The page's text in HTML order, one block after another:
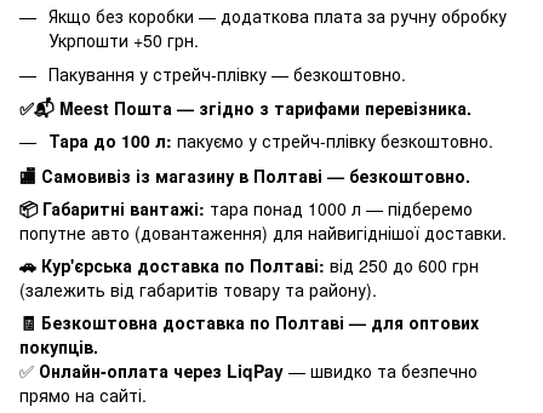
Якщо без коробки — додаткова плата за ручну обробку
Укрпошти +50 грн.
Пакування у стрейч-плівку — безкоштовно.
✅📬 Meest Пошта — згідно з тарифами перевізника.
Тара до 100 л: пакуємо у стрейч-плівку безкоштовно.
🏬 Самовивіз із магазину в Полтаві — безкоштовно.
📦 Габаритні вантажі: тара понад 1000 л — підберемо
попутне авто (довантаження) для найвигіднішої доставки.
🚗 Кур'єрська доставка по Полтаві: від 250 до 600 грн
(залежить від габаритів товару та району).
🧾 Безкоштовна доставка по Полтаві — для оптових
покупців.
✅ Онлайн-оплата через LiqPay — швидко та безпечно
прямо на сайті.